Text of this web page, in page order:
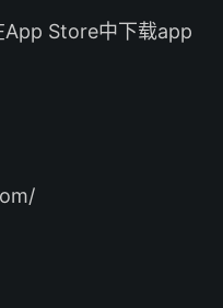
App Store中下载app